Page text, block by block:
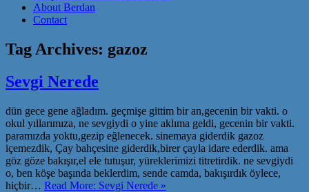
About Berdan
Contact
Tag Archives: gazoz
Sevgi Nerede
dün gece gene ağladım. geçmişe gittim bir an,gecenin bir vakti. o
okul yıllarımıza, ne sevgiydi o yine aklıma geldi, gecenin bir vakti.
paramızda yoktu,gezip eğlenecek. sinemaya giderdik gazoz
içemezdik, Çay bahçesine giderdik,birer çayla idare ederdik. ama
göz göze bakışır,el ele tutuşur, yüreklerimizi titretirdik. ne sevgiydi
o, ben köşe başında beklerdim, sende camda, bakışırdık öylece,
hiçbir… Read More: Sevgi Nerede »